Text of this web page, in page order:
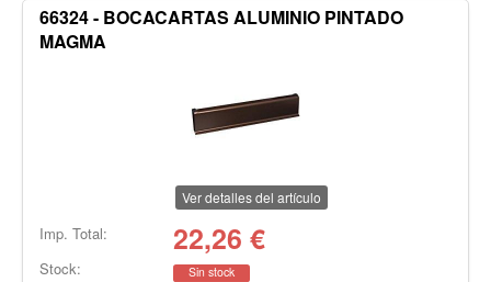
66324 - BOCACARTAS ALUMINIO PINTADO
MAGMA
Ver detalles del artículo
Imp. Total: 22,26 €
Stock: Sin stock